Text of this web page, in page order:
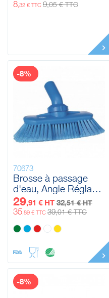
8,32 € TTC 9,05 € TTC
70673
Brosse à passage
d'eau, Angle Réglable
Vikan, 240 mm,
Souple/fleuré
29,91 € HT 32,51 € HT
35,89 € TTC 39,01 € TTC
-8%
-8%